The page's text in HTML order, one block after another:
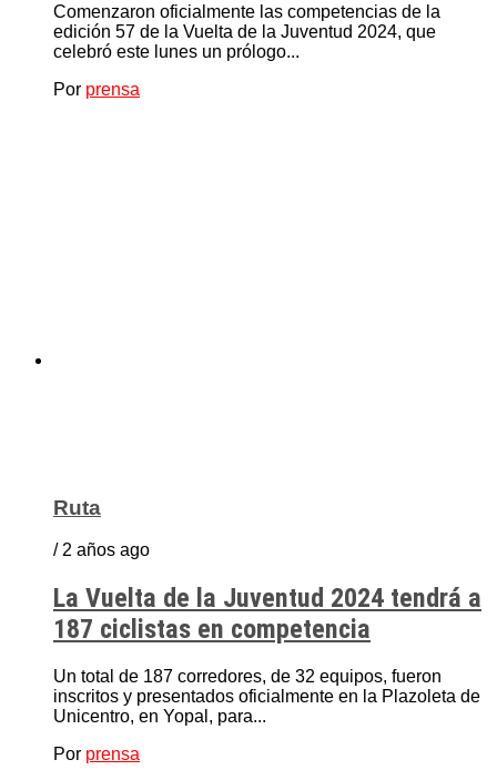
Comenzaron oficialmente las competencias de la
edición 57 de la Vuelta de la Juventud 2024, que
celebró este lunes un prólogo...
Por prensa
Ruta
/ 2 años ago
La Vuelta de la Juventud 2024 tendrá a
187 ciclistas en competencia
Un total de 187 corredores, de 32 equipos, fueron
inscritos y presentados oficialmente en la Plazoleta de
Unicentro, en Yopal, para...
Por prensa